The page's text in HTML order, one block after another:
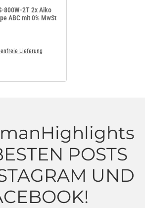
800W-2T 2x Aiko
ABC mit 0% MwSt
Lieferung
POSTS
UND